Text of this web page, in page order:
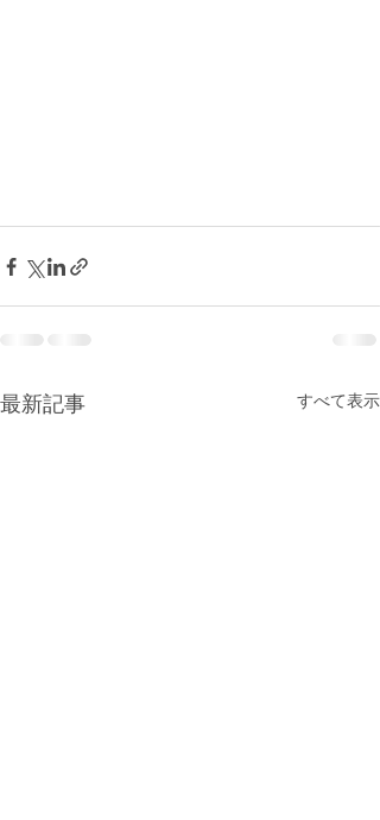
最新記事 すべて表示